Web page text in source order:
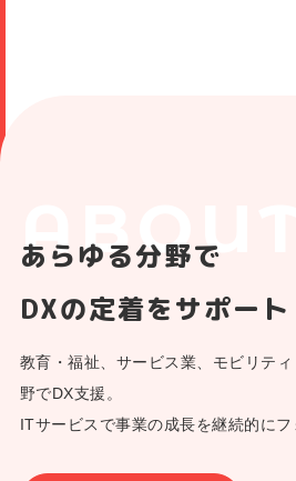
2026年08月03日
認定こども園札幌北幼稚園（北海道札
た。
ならいごと.com（兵庫県明石市）にご
ABOUT
あらゆる分野で
DXの定着をサポート
教育・福祉、サービス業、モビリテ
野でDX支援。
ITサービスで事業の成長を継続的にフ